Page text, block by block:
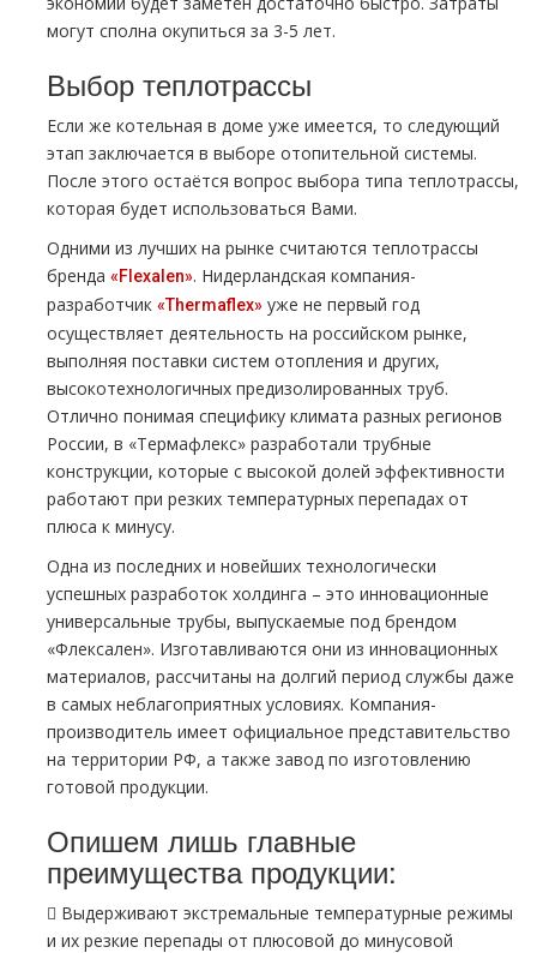
могут сполна окупиться за 3-5 лет.
Выбор теплотрассы
Если же котельная в доме уже имеется, то следующий
этап заключается в выборе отопительной системы.
После этого остаётся вопрос выбора типа теплотрассы,
которая будет использоваться Вами.
Одними из лучших на рынке считаются теплотрассы
бренда «Flexalen». Нидерландская компания-
разработчик «Thermaflex» уже не первый год
осуществляет деятельность на российском рынке,
выполняя поставки систем отопления и других,
высокотехнологичных предизолированных труб.
Отлично понимая специфику климата разных регионов
России, в «Термафлекс» разработали трубные
конструкции, которые с высокой долей эффективности
работают при резких температурных перепадах от
плюса к минусу.
Одна из последних и новейших технологически
успешных разработок холдинга – это инновационные
универсальные трубы, выпускаемые под брендом
«Флексален». Изготавливаются они из инновационных
материалов, рассчитаны на долгий период службы даже
в самых неблагоприятных условиях. Компания-
производитель имеет официальное представительство
на территории РФ, а также завод по изготовлению
готовой продукции.
Опишем лишь главные
преимущества продукции:
 Выдерживают экстремальные температурные режимы
и их резкие перепады от плюсовой до минусовой